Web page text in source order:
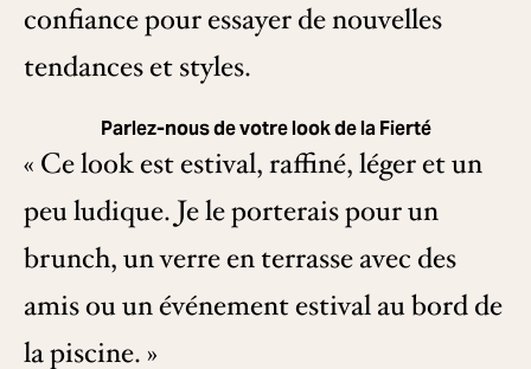
confiance pour essayer de nouvelles
tendances et styles.
Parlez-nous de votre look de la Fierté
« Ce look est estival, raffiné, léger et un
peu ludique. Je le porterais pour un
brunch, un verre en terrasse avec des
amis ou un événement estival au bord de
la piscine. »